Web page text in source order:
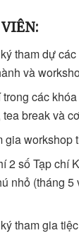
tham dự
và
các
break và
gia workshop
2 số Tạp chí
nhỏ (tháng 5
tham gia